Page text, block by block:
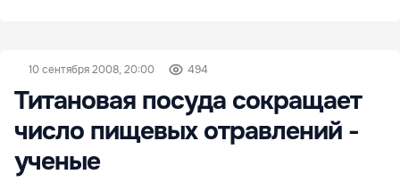
10 сентября 2008, 20:00 494
Титановая посуда сокращает
число пищевых отравлений -
ученые